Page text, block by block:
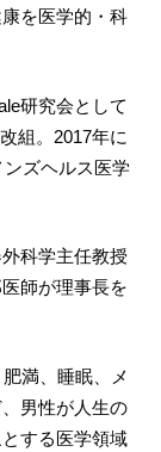
を医学的・科
研究会として
組。2017年に
ズヘルス医学
科学主任教授
師が理事長を
満、睡眠、メ
男性が人生の
する医学領域